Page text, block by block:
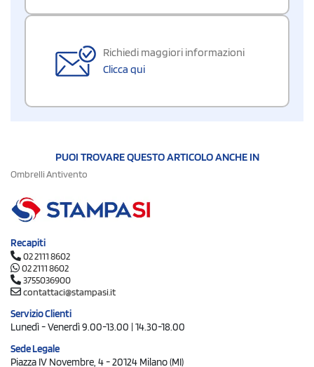
Richiedi maggiori informazioni
Clicca qui
PUOI TROVARE QUESTO ARTICOLO ANCHE IN
Ombrelli Antivento
Recapiti
02 2111 8602
02 2111 8602
3755036900
contattaci@stampasi.it
Servizio Clienti
Lunedì - Venerdì 9.00-13.00 | 14.30-18.00
Sede Legale
Piazza IV Novembre, 4 - 20124 Milano (MI)